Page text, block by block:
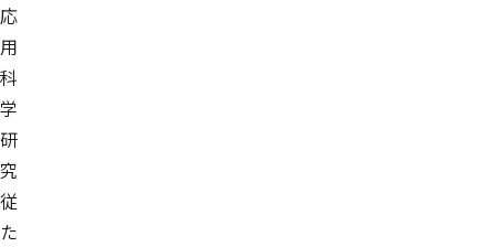
応
用
科
学
研
究
従
た